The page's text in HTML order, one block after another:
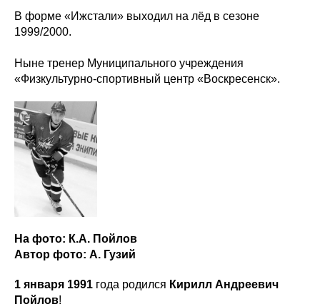
В форме «Ижстали» выходил на лёд в сезоне
1999/2000.
Ныне тренер Муниципального учреждения
«Физкультурно-спортивный центр «Воскресенск».
На фото: К.А. Пойлов
Автор фото: А. Гузий
1 января 1991 года родился Кирилл Андреевич
Пойлов!